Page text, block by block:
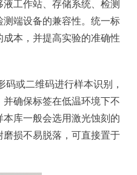
工作站、存储系统、检测
端设备的兼容性。统一标
本，并提高实验的准确性
或二维码进行样本识别，
确保标签在低温环境下不
库一般会选用激光蚀刻的
损不易脱落，可直接置于